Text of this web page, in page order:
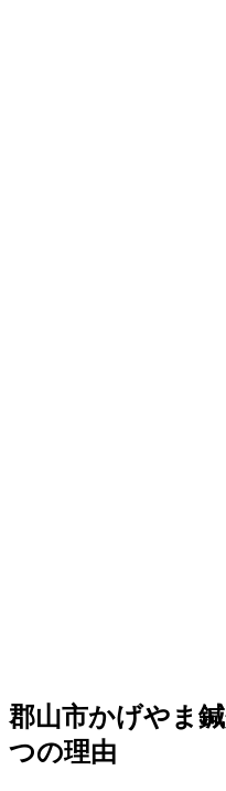
郡山市かげやま
つの理由